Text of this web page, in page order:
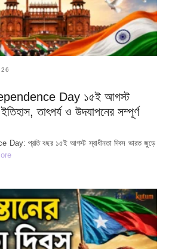
Day ১৫ই আগস্ট
তাৎপর্য ও উদযাপনের সম্পূর্ণ
প্রতি বছর ১৫ই আগস্ট স্বাধীনতা দিবস ভারত জুড়ে